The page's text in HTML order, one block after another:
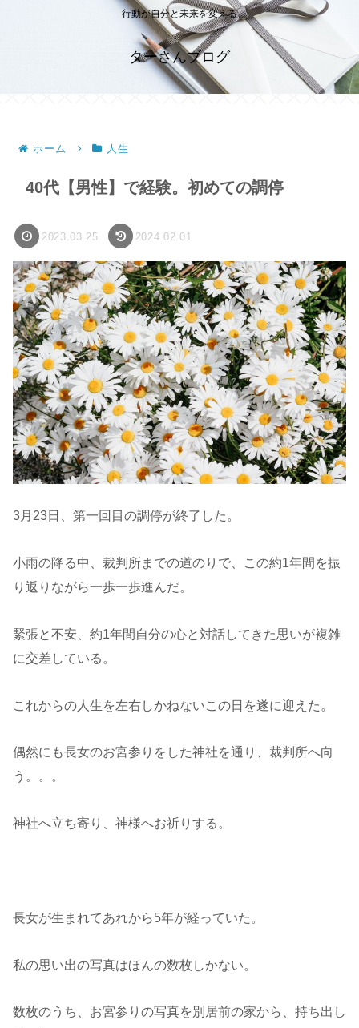
行動が自分と未来を変える
ターさんブログ
ホーム 人生
40代【男性】で経験。初めての調停
2023.03.25 2024.02.01
3月23日、第一回目の調停が終了した。
小雨の降る中、裁判所までの道のりで、この約1年間を振
り返りながら一歩一歩進んだ。
緊張と不安、約1年間自分の心と対話してきた思いが複雑
に交差している。
これからの人生を左右しかねないこの日を遂に迎えた。
偶然にも長女のお宮参りをした神社を通り、裁判所へ向
う。。。
神社へ立ち寄り、神様へお祈りする。
長女が生まれてあれから5年が経っていた。
私の思い出の写真はほんの数枚しかない。
数枚のうち、お宮参りの写真を別居前の家から、持ち出し